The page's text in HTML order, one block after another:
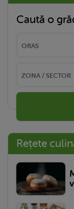
Caută o
Rețete